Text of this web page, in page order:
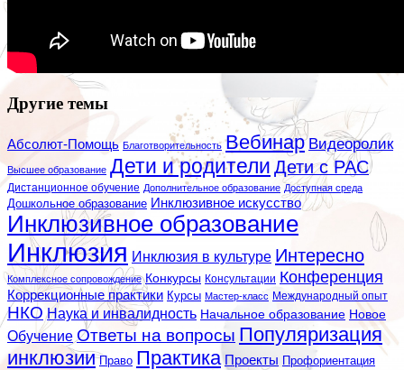
Другие темы
Абсолют-Помощь Благотворительность Вебинар Видеоролик
Высшее образование Дети и родители Дети с РАС
Дистанционное обучение Дополнительное образование Доступная среда
Дошкольное образование Инклюзивное искусство
Инклюзивное образование
Инклюзия Инклюзия в культуре Интересно
Комплексное сопровождение Конкурсы Консультации Конференция
Коррекционные практики Курсы Мастер-класс Международный опыт
НКО Наука и инвалидность Начальное образование Новое
Обучение Ответы на вопросы Популяризация
инклюзии Право Практика Проекты Профориентация